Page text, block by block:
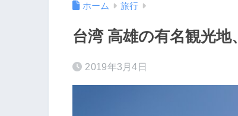
ホーム 旅行
台湾 高雄の有名観光
2019年3月4日